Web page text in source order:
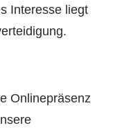
Interesse liegt
Onlinepräsenz